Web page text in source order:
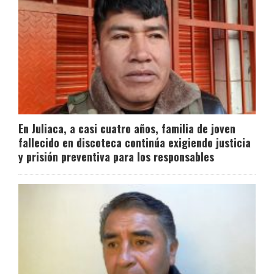
En Juliaca, a casi cuatro años, familia de joven
fallecido en discoteca continúa exigiendo justicia
y prisión preventiva para los responsables